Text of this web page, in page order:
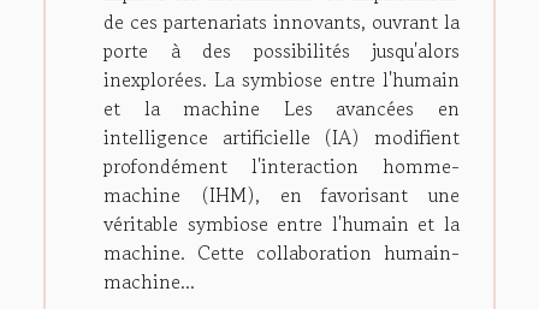
de ces partenariats innovants, ouvrant la
porte à des possibilités jusqu'alors
inexplorées. La symbiose entre l'humain
et la machine Les avancées en
intelligence artificielle (IA) modifient
profondément l'interaction homme-
machine (IHM), en favorisant une
véritable symbiose entre l'humain et la
machine. Cette collaboration humain-
machine...